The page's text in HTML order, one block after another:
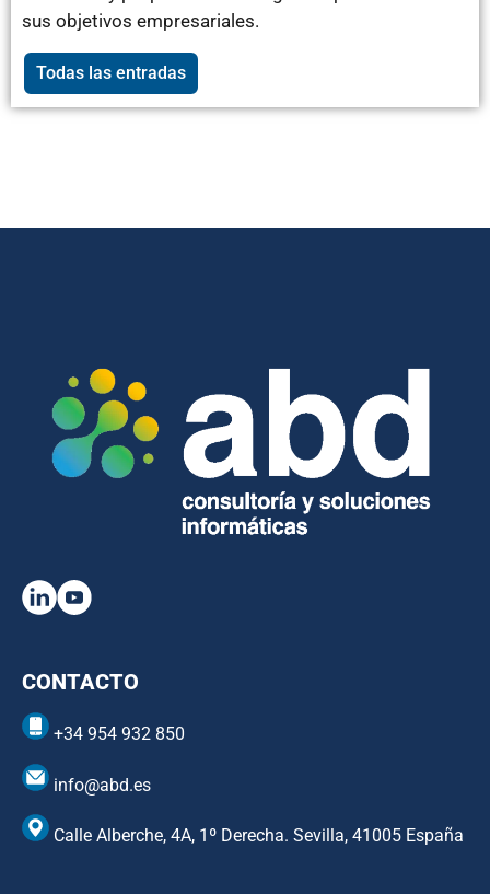
sus objetivos empresariales.
Todas las entradas
CONTACTO
+34 954 932 850
info@abd.es
Calle Alberche, 4A, 1º Derecha. Sevilla, 41005 España